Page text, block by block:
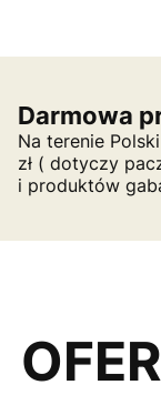
Darmowa
Na terenie
zł ( dotyczy
i produktów